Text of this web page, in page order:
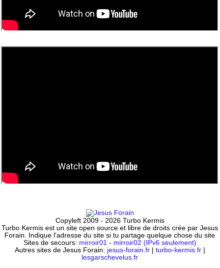
Copyleft 2009 - 2026 Turbo Kermis
Turbo Kermis est un site open source et libre de droits crée par Jesus
Forain. Indique l'adresse du site si tu partage quelque chose du site
Sites de secours: mirroir01 - mirroir02 (IPv6 seulement)
Autres sites de Jesus Forain: jesus-forain.fr| turbo-kermis.fr|
lesgarschevelus.fr